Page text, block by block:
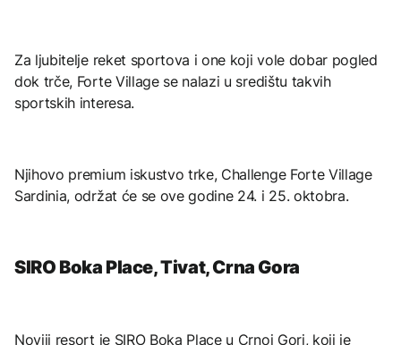
Za ljubitelje reket sportova i one koji vole dobar pogled
dok trče, Forte Village se nalazi u središtu takvih
sportskih interesa.
Njihovo premium iskustvo trke, Challenge Forte Village
Sardinia, održat će se ove godine 24. i 25. oktobra.
SIRO Boka Place, Tivat, Crna Gora
Noviji resort je SIRO Boka Place u Crnoj Gori, koji je